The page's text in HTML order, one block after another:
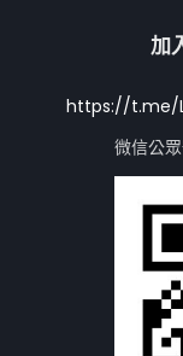
加
https://t.me/
微信公